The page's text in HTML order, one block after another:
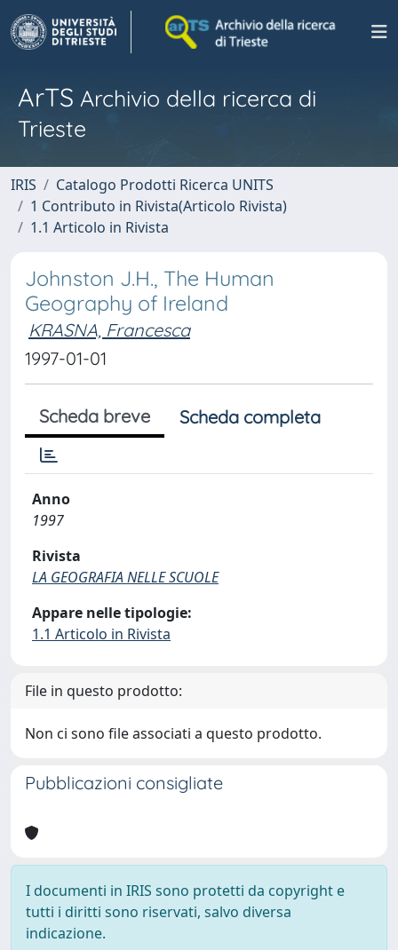
ArTS Archivio della ricerca di
Trieste
IRIS
Catalogo Prodotti Ricerca UNITS
1 Contributo in Rivista(Articolo Rivista)
1.1 Articolo in Rivista
Johnston J.H., The Human
Geography of Ireland
KRASNA, Francesca
1997-01-01
Scheda breve Scheda completa
Anno
1997
Rivista
LA GEOGRAFIA NELLE SCUOLE
Appare nelle tipologie:
1.1 Articolo in Rivista
File in questo prodotto:
Non ci sono file associati a questo prodotto.
Pubblicazioni consigliate
I documenti in IRIS sono protetti da copyright e
tutti i diritti sono riservati, salvo diversa
indicazione.